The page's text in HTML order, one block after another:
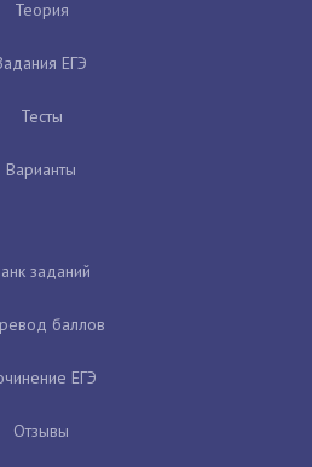
Теория
ЕГЭ
Тесты
Варианты
заданий
баллов
ЕГЭ
Отзывы